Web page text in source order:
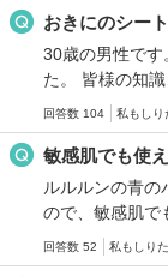
おきにのシー
30歳の男性です
た。 皆様の知識
回答数 104 私もしり
敏感肌でも使
ルルルンの青の
ので、敏感肌で
回答数 52 私もしり